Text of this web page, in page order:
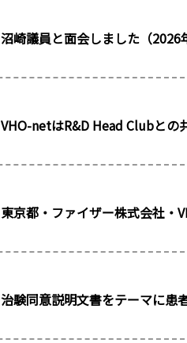
沼崎議員と面会しました（2026
VHO-netはR&D Head Clubとの
東京都・ファイザー株式会社・
治験同意説明文書をテーマに患